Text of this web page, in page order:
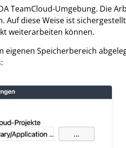
TeamCloud-Umgebung. Die
diese Weise ist
weiterarbeiten können.
eigenen Speicherbereich